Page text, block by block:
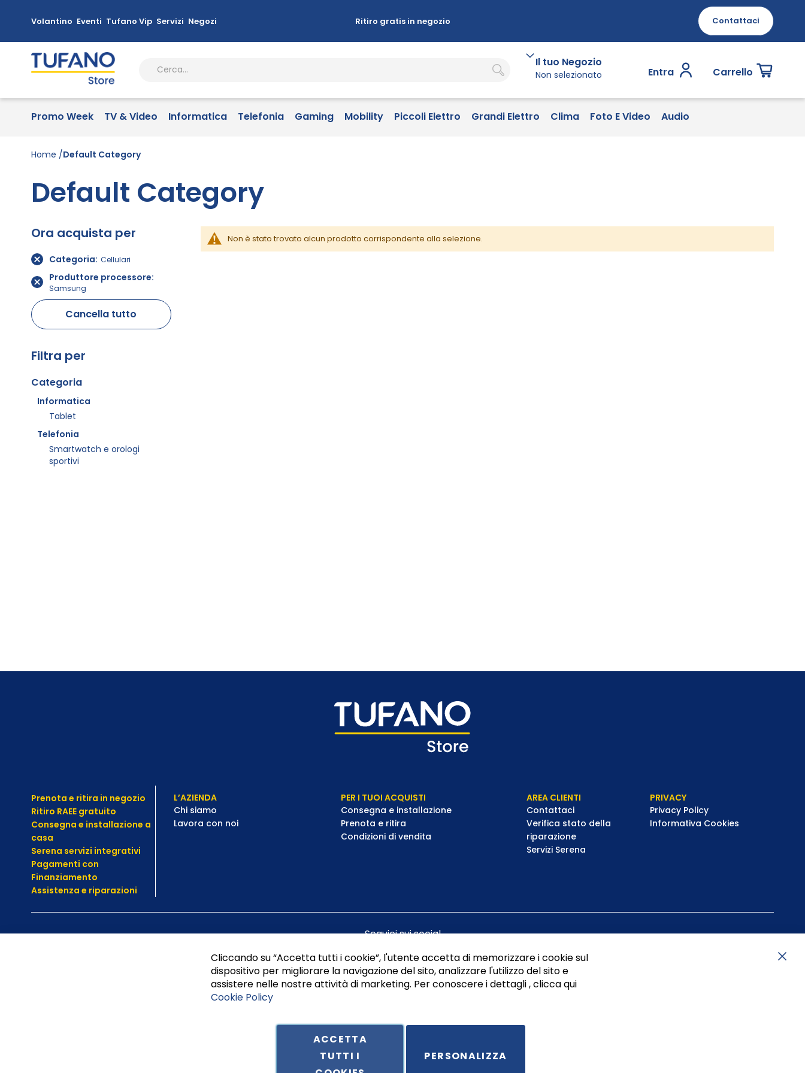
Volantino Eventi Tufano Vip Servizi Negozi Ritiro gratis in negozio Contattaci
Il tuo Negozio
Non selezionato Entra Carrello
Promo Week TV & Video Informatica Telefonia Gaming Mobility Piccoli Elettro Grandi Elettro Clima Foto E Video Audio
Home Default Category
Default Category
Non è stato trovato alcun prodotto corrispondente alla selezione.
Ora acquista per
Categoria Cellulari
Produttore processore
Samsung
Cancella tutto
Filtra per
Categoria
Informatica
Tablet
Telefonia
Smartwatch e orologi
sportivi
Prenota e ritira in negozio
Ritiro RAEE gratuito
Consegna e installazione a
casa
Serena servizi integrativi
Pagamenti con
Finanziamento
Assistenza e riparazioni
L’AZIENDA
Chi siamo
Lavora con noi
PER I TUOI ACQUISTI
Consegna e installazione
Prenota e ritira
Condizioni di vendita
AREA CLIENTI
Contattaci
Verifica stato della
riparazione
Servizi Serena
PRIVACY
Privacy Policy
Informativa Cookies
Seguici sui social
Cliccando su “Accetta tutti i cookie”, l'utente accetta di memorizzare i cookie sul
dispositivo per migliorare la navigazione del sito, analizzare l'utilizzo del sito e
assistere nelle nostre attività di marketing. Per conoscere i dettagli , clicca qui
Cookie Policy
ACCETTA
TUTTI I
PERSONALIZZA